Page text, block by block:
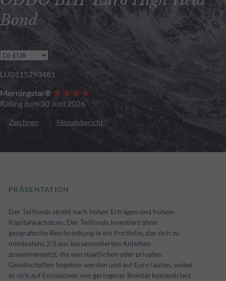
Bond
LU0115293481
Morningstar®
Rating zum 30 Juni 2026
Zeichnen Monatsbericht
PRÄSENTATION
Der Teilfonds strebt nach hohen Erträgen und hohem
Kapitalwachstum. Der Teilfonds investiert ohne
geografische Beschränkung in ein Portfolio, das sich zu
mindestens 2/3 aus börsennotierten Anleihen
zusammensetzt, die von staatlichen oder privaten
Gesellschaften begeben werden und auf Euro lauten, wobei
er sich auf Emissionen von geringerer Bonität konzentriert